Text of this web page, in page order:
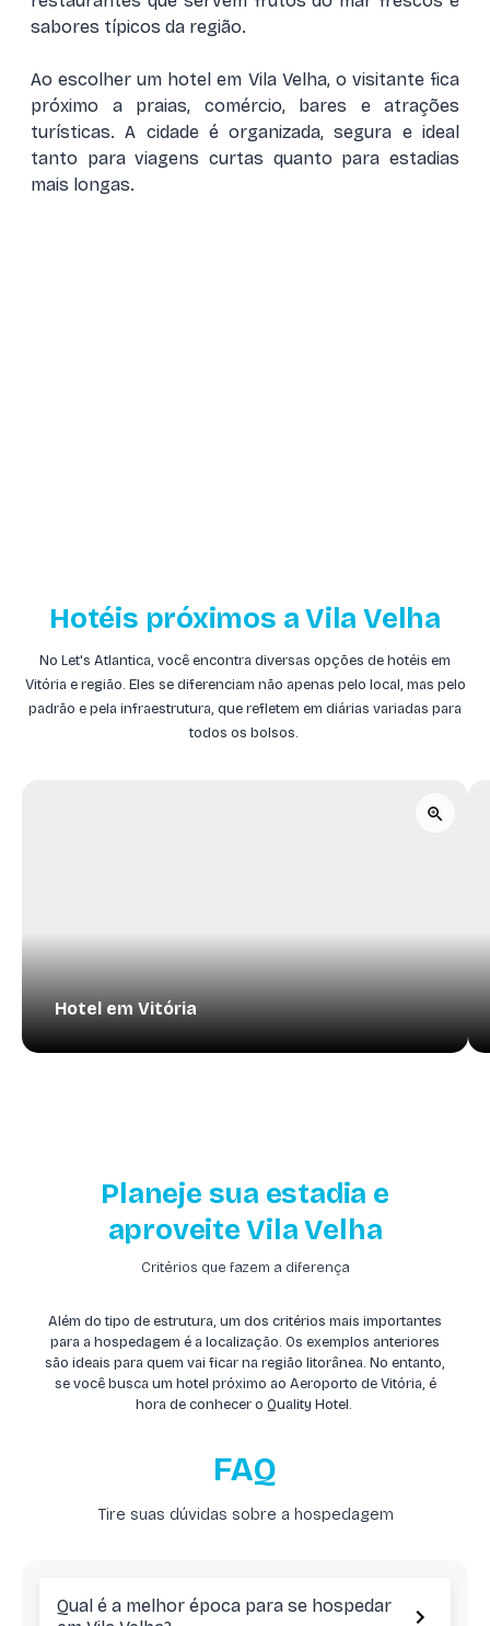
sabores típicos da região.
Ao escolher um hotel em Vila Velha, o visitante fica
próximo a praias, comércio, bares e atrações
turísticas. A cidade é organizada, segura e ideal
tanto para viagens curtas quanto para estadias
mais longas.
Hotéis próximos a Vila Velha
No Let's Atlantica, você encontra diversas opções de hotéis em
Vitória e região. Eles se diferenciam não apenas pelo local, mas pelo
padrão e pela infraestrutura, que refletem em diárias variadas para
todos os bolsos.
Hotel em Vitória
Planeje sua estadia e
aproveite Vila Velha
Critérios que fazem a diferença
Além do tipo de estrutura, um dos critérios mais importantes
para a hospedagem é a localização. Os exemplos anteriores
são ideais para quem vai ficar na região litorânea. No entanto,
se você busca um hotel próximo ao Aeroporto de Vitória, é
hora de conhecer o Quality Hotel.
FAQ
Tire suas dúvidas sobre a hospedagem
Qual é a melhor época para se hospedar